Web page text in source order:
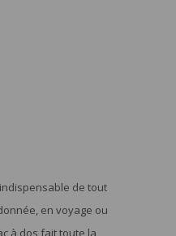
de tout
en voyage ou
à dos fait toute la